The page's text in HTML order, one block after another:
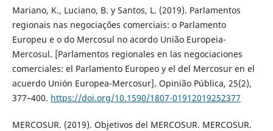
Mariano, K., Luciano, B. y Santos, L. (2019). Parlamentos
regionais nas negociações comerciais: o Parlamento
Europeu e o do Mercosul no acordo União Europeia-
Mercosul. [Parlamentos regionales en las negociaciones
comerciales: el Parlamento Europeo y el del Mercosur en el
acuerdo Unión Europea-Mercosur]. Opinião Pública, 25(2),
377–400. https://doi.org/10.1590/1807-01912019252377
MERCOSUR. (2019). Objetivos del MERCOSUR. MERCOSUR.